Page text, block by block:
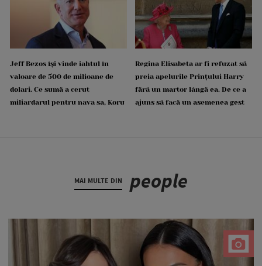
Jeff Bezos își vinde iahtul în
valoare de 500 de milioane de
dolari. Ce sumă a cerut
miliardarul pentru nava sa, Koru
Regina Elisabeta ar fi refuzat să
preia apelurile Prințului Harry
fără un martor lângă ea. De ce a
ajuns să facă un asemenea gest
MAI MULTE DIN people